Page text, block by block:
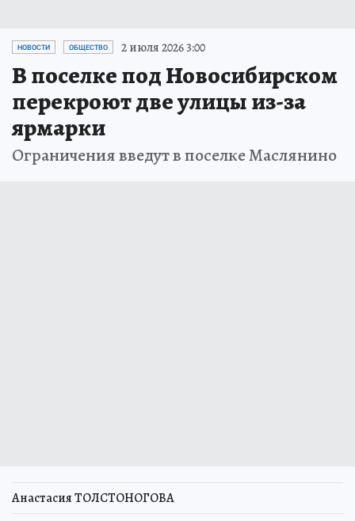
НОВОСТИ ОБЩЕСТВО 2 июля 2026 3:00
В поселке под Новосибирском
перекроют две улицы из-за
ярмарки
Ограничения введут в поселке Маслянино
Анастасия ТОЛСТОНОГОВА